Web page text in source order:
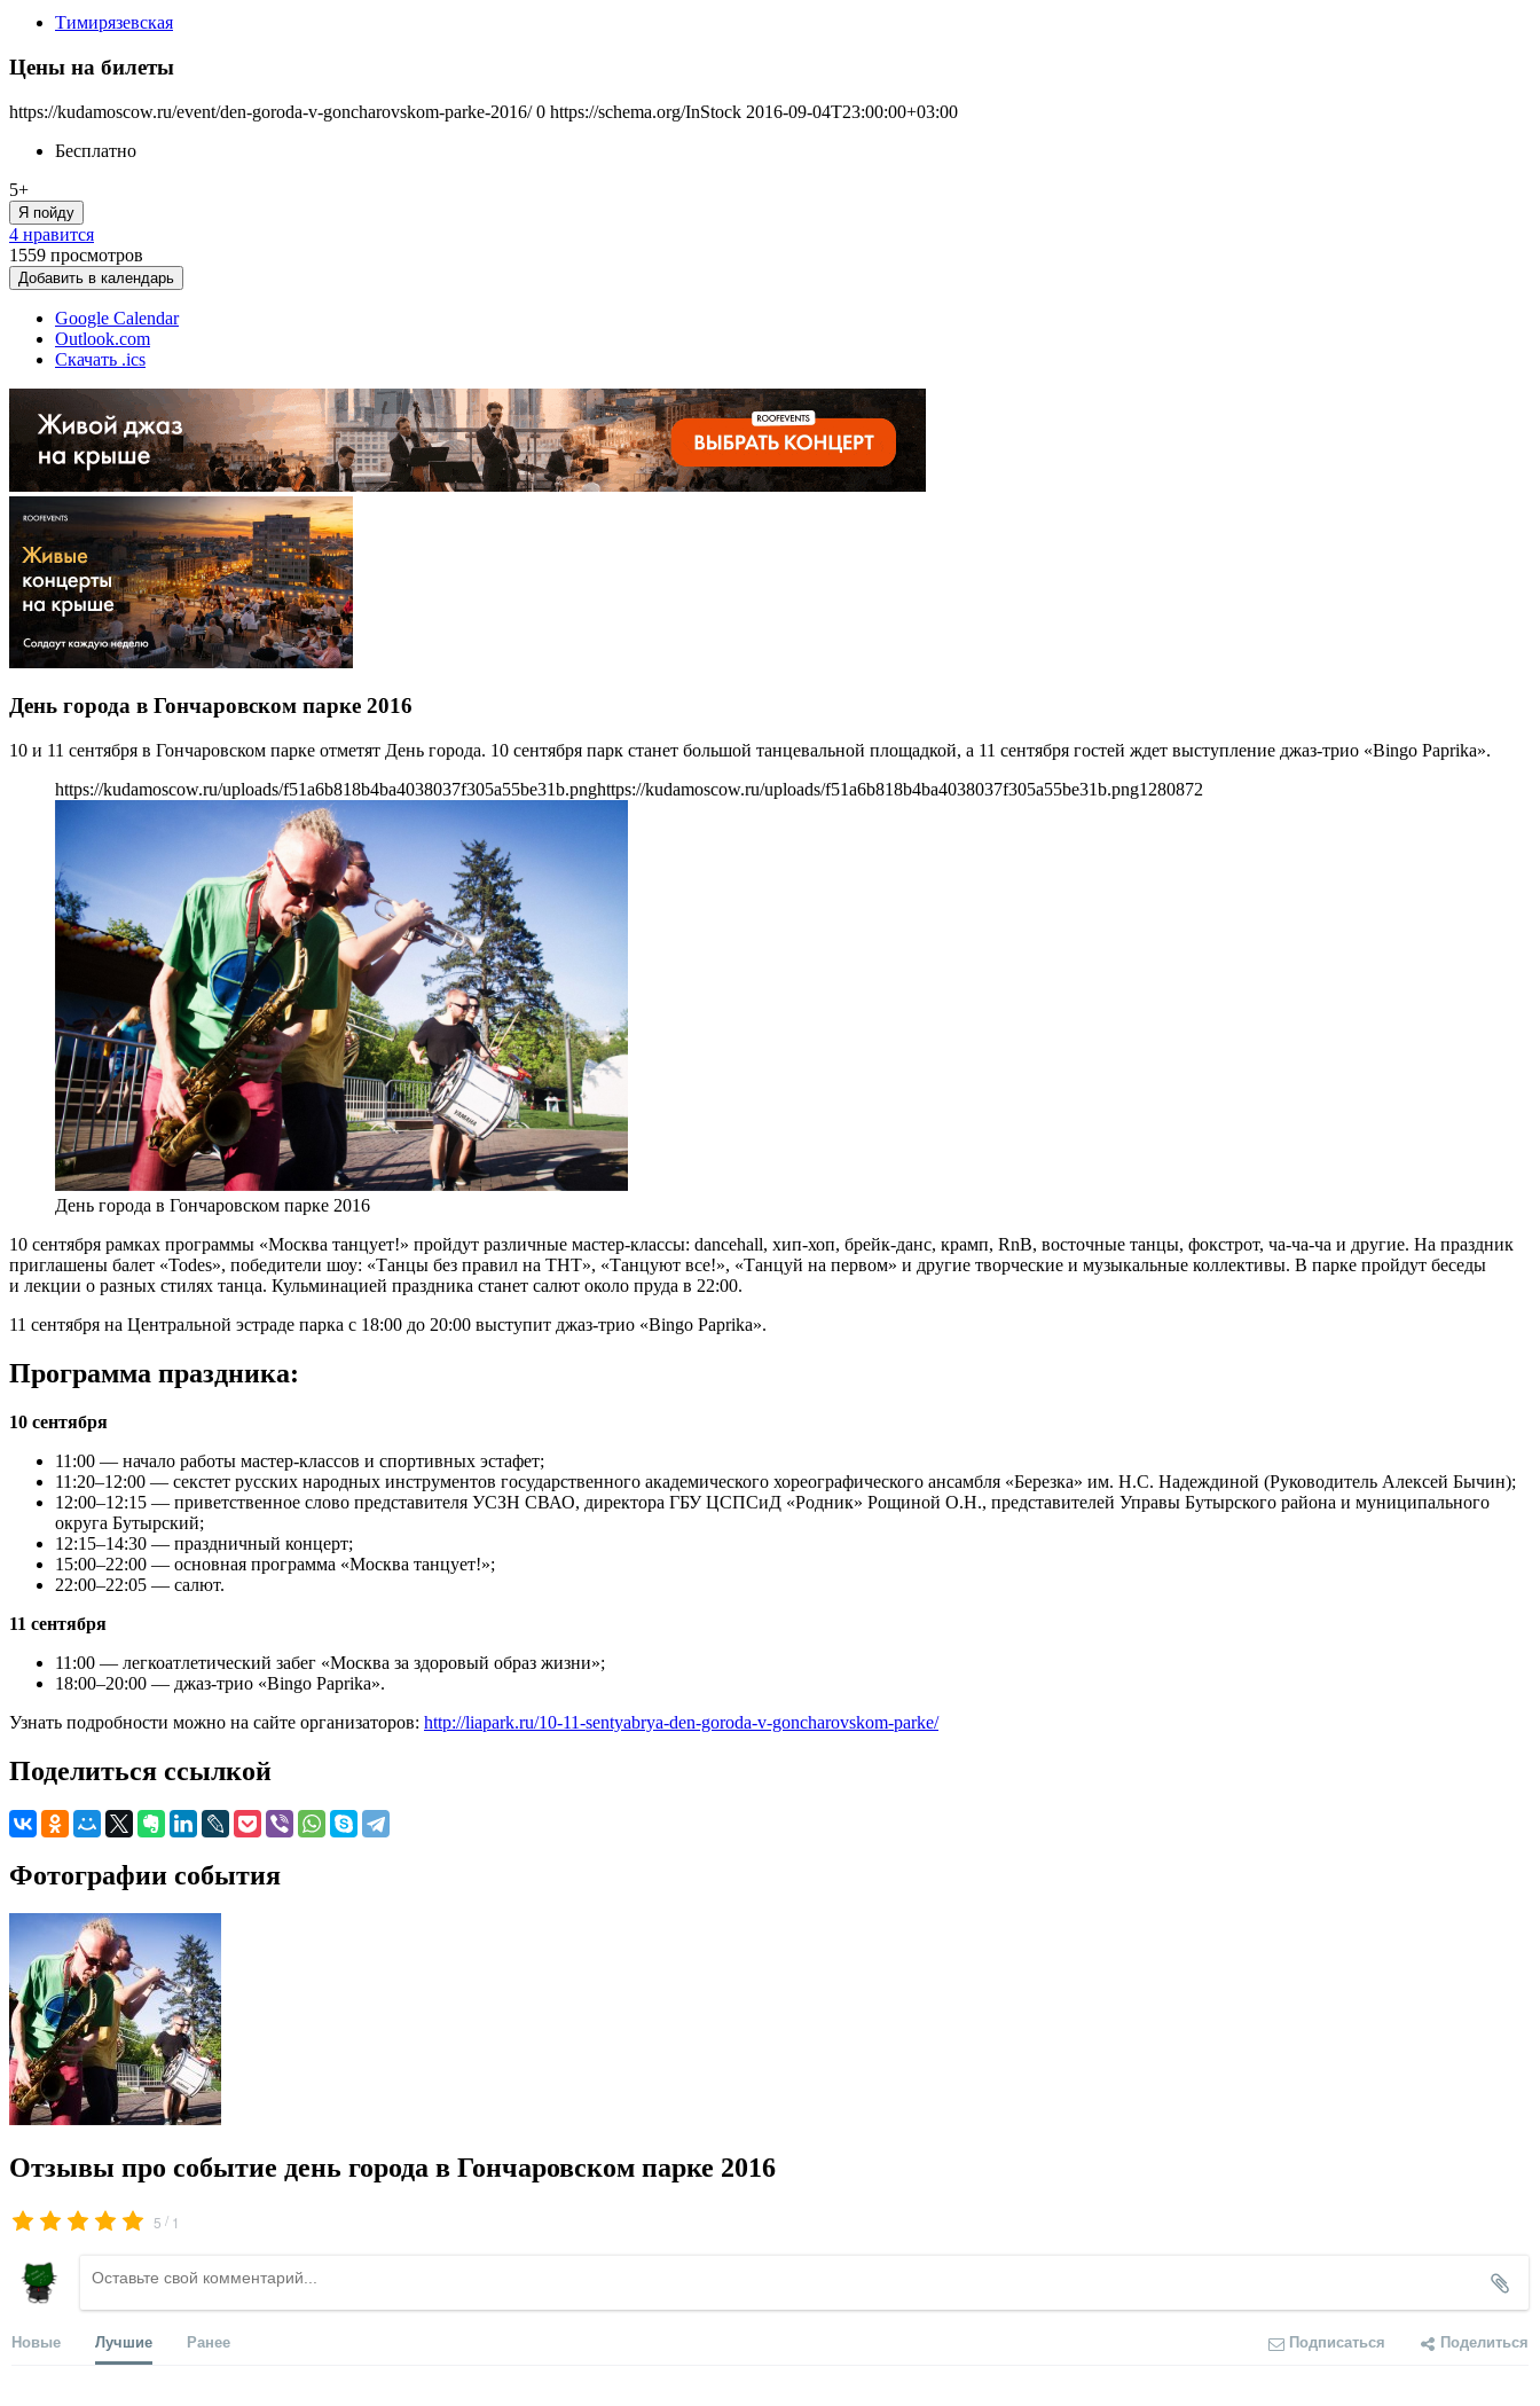
Тимирязевская
Цены на билеты
https://kudamoscow.ru/event/den-goroda-v-goncharovskom-parke-2016/ 0 https://schema.org/InStock 2016-09-04T23:00:00+03:00
Бесплатно
5+
Я пойду
4 нравится
1559 просмотров
Добавить в календарь
Google Calendar
Outlook.com
Скачать .ics
День города в Гончаровском парке 2016
10 и 11 сентября в Гончаровском парке отметят День города. 10 сентября парк станет большой танцевальной площадкой, а 11 сентября гостей ждет выступление джаз-трио «Bingo Paprika».
https://kudamoscow.ru/uploads/f51a6b818b4ba4038037f305a55be31b.pnghttps://kudamoscow.ru/uploads/f51a6b818b4ba4038037f305a55be31b.png1280872
День города в Гончаровском парке 2016
10 сентября рамках программы «Москва танцует!» пройдут различные мастер-классы: dancehall, хип-хоп, брейк-данс, крамп, RnB, восточные танцы, фокстрот, ча-ча-ча и другие. На праздник
приглашены балет «Todes», победители шоу: «Танцы без правил на ТНТ», «Танцуют все!», «Танцуй на первом» и другие творческие и музыкальные коллективы. В парке пройдут беседы
и лекции о разных стилях танца. Кульминацией праздника станет салют около пруда в 22:00.
11 сентября на Центральной эстраде парка с 18:00 до 20:00 выступит джаз-трио «Bingo Paprika».
Программа праздника:
10 сентября
11:00 — начало работы мастер-классов и спортивных эстафет;
11:20–12:00 — секстет русских народных инструментов государственного академического хореографического ансамбля «Березка» им. Н.С. Надеждиной (Руководитель Алексей Бычин);
12:00–12:15 — приветственное слово представителя УСЗН СВАО, директора ГБУ ЦСПСиД «Родник» Рощиной О.Н., представителей Управы Бутырского района и муниципального
округа Бутырский;
12:15–14:30 — праздничный концерт;
15:00–22:00 — основная программа «Москва танцует!»;
22:00–22:05 — салют.
11 сентября
11:00 — легкоатлетический забег «Москва за здоровый образ жизни»;
18:00–20:00 — джаз-трио «Bingo Paprika».
Узнать подробности можно на сайте организаторов: http://liapark.ru/10-11-sentyabrya-den-goroda-v-goncharovskom-parke/
Поделиться ссылкой
Фотографии события
Отзывы про событие день города в Гончаровском парке 2016
5 / 1
Новые Лучшие Ранее Подписаться Поделиться